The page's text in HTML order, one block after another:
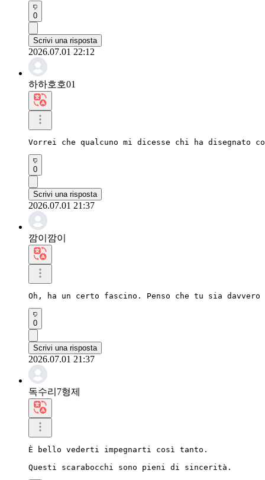
0
Scrivi una risposta
2026.07.01 22:12
하하호호01
Vorrei che qualcuno mi dicesse chi ha disegnato
0
Scrivi una risposta
2026.07.01 21:37
깜이깜이
Oh, ha un certo fascino. Penso che tu sia
0
Scrivi una risposta
2026.07.01 21:37
독수리7형제
È bello vederti impegnarti così tanto.
Questi scarabocchi sono pieni di sincerità.